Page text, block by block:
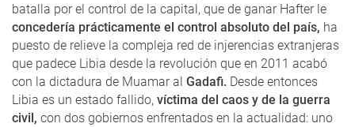
batalla por el control de la capital, que de ganar Hafter le
concedería prácticamente el control absoluto del país, ha
puesto de relieve la compleja red de injerencias extranjeras
que padece Libia desde la revolución que en 2011 acabó
con la dictadura de Muamar al Gadafi. Desde entonces
Libia es un estado fallido, víctima del caos y de la guerra
civil, con dos gobiernos enfrentados en la actualidad: uno